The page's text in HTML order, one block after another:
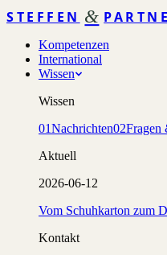
STEFFEN &
Kompetenzen
International
Wissen
Wissen
01Nachrichten02Fragen
Aktuell
2026-06-12
Vom Schuhkarton zum
Kontakt